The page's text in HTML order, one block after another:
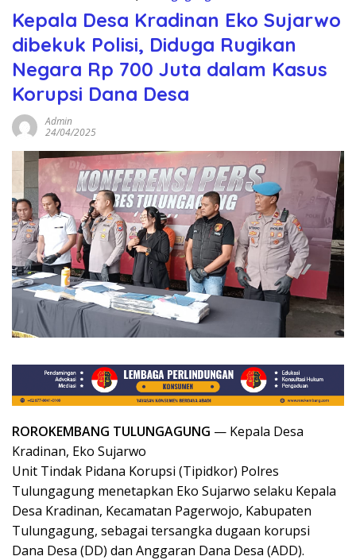
Kepala Desa Kradinan Eko Sujarwo
dibekuk Polisi, Diduga Rugikan
Negara Rp 700 Juta dalam Kasus
Korupsi Dana Desa
Admin
24/04/2025
ROROKEMBANG TULUNGAGUNG — Kepala Desa
Kradinan, Eko Sujarwo
Unit Tindak Pidana Korupsi (Tipidkor) Polres
Tulungagung menetapkan Eko Sujarwo selaku Kepala
Desa Kradinan, Kecamatan Pagerwojo, Kabupaten
Tulungagung, sebagai tersangka dugaan korupsi
Dana Desa (DD) dan Anggaran Dana Desa (ADD).